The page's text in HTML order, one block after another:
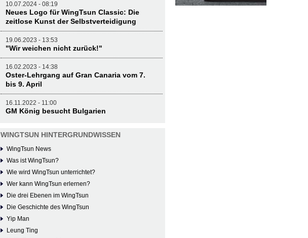
10.07.2024 - 08:19
Neues Logo für WingTsun Classic: Die
zeitlose Kunst der Selbstverteidigung
19.06.2023 - 13:53
"Wir weichen nicht zurück!"
16.02.2023 - 14:38
Oster-Lehrgang auf Gran Canaria vom 7.
bis 9. April
16.11.2022 - 11:00
GM König besucht Bulgarien
WINGTSUN HINTERGRUNDWISSEN
WingTsun News
Was ist WingTsun?
Wie wird WingTsun unterrichtet?
Wer kann WingTsun erlernen?
Die drei Ebenen im WingTsun
Die Geschichte des WingTsun
Yip Man
Leung Ting